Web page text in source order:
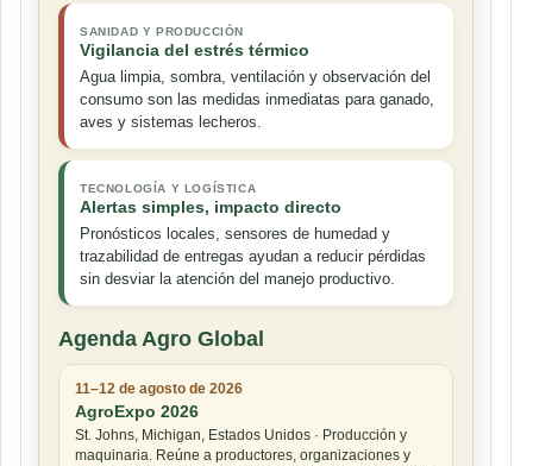
SANIDAD Y PRODUCCIÓN
Vigilancia del estrés térmico
Agua limpia, sombra, ventilación y observación del
consumo son las medidas inmediatas para ganado,
aves y sistemas lecheros.
TECNOLOGÍA Y LOGÍSTICA
Alertas simples, impacto directo
Pronósticos locales, sensores de humedad y
trazabilidad de entregas ayudan a reducir pérdidas
sin desviar la atención del manejo productivo.
Agenda Agro Global
11–12 de agosto de 2026
AgroExpo 2026
St. Johns, Michigan, Estados Unidos · Producción y
maquinaria. Reúne a productores, organizaciones y